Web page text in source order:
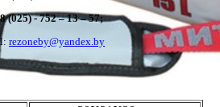
8 (025) - 752 – 13 – 57;
rezoneby@yandex.by